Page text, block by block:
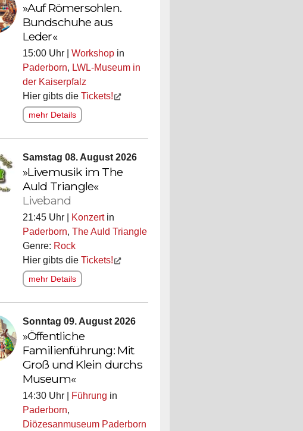
»Auf Römersohlen.
Bundschuhe aus
Leder«
15:00 Uhr | Workshopin
Paderborn, LWL-Museum in
der Kaiserpfalz
Hier gibts die Tickets!
mehr Details
Samstag 08. August 2026
»Livemusik im The
Auld Triangle«
Liveband
21:45 Uhr | Konzertin
Paderborn, The Auld Triangle
Genre: Rock
Hier gibts die Tickets!
mehr Details
Sonntag 09. August 2026
»Öffentliche
Familienführung: Mit
Groß und Klein durchs
Museum«
14:30 Uhr | Führung in
Paderborn,
Diözesanmuseum Paderborn